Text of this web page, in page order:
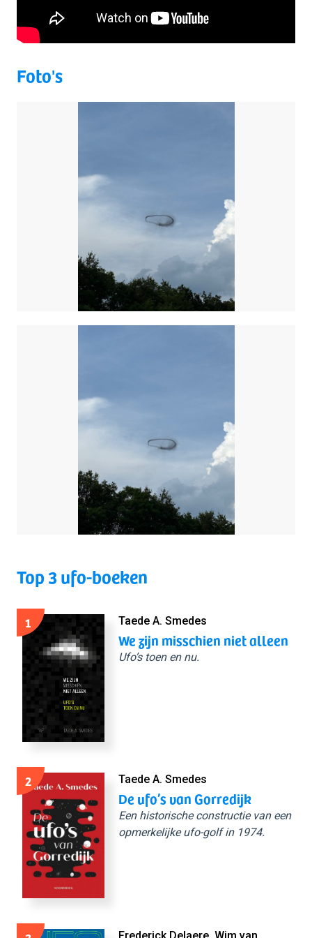
Foto's
Top 3 ufo-boeken
1 Taede A. Smedes
We zijn misschien niet alleen
Ufo’s toen en nu.
2 Taede A. Smedes
De ufo’s van Gorredijk
Een historische constructie van een
opmerkelijke ufo-golf in 1974.